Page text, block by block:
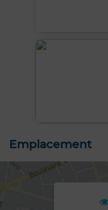
Emplacement